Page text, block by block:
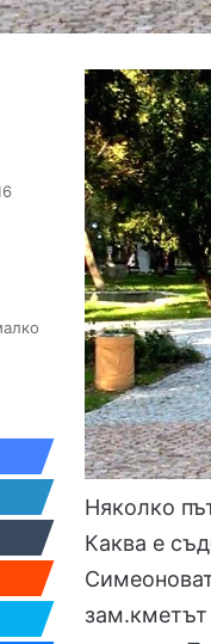
Няколко
Каква е